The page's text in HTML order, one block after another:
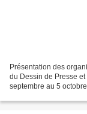
Présentation des
du Dessin de Presse
septembre au 5